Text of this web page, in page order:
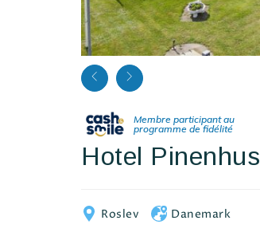
Hotel Pinenhus
Roslev Danemark